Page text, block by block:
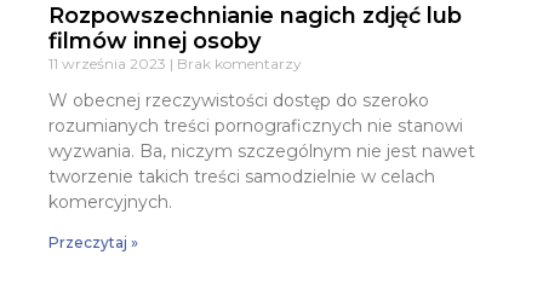
Rozpowszechnianie nagich zdjęć lub
filmów innej osoby
11 września 2023 Brak komentarzy
W obecnej rzeczywistości dostęp do szeroko
rozumianych treści pornograficznych nie stanowi
wyzwania. Ba, niczym szczególnym nie jest nawet
tworzenie takich treści samodzielnie w celach
komercyjnych.
Przeczytaj »